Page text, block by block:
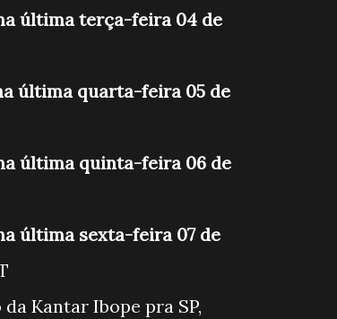
última terça-feira 04 de
última quarta-feira 05 de
última quinta-feira 06 de
última sexta-feira 07 de
Kantar Ibope pra SP,